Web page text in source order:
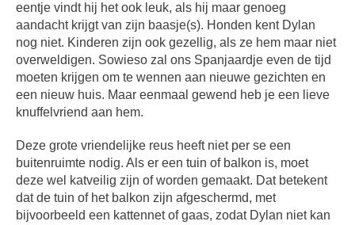
eentje vindt hij het ook leuk, als hij maar genoeg
aandacht krijgt van zijn baasje(s). Honden kent Dylan
nog niet. Kinderen zijn ook gezellig, als ze hem maar niet
overweldigen. Sowieso zal ons Spanjaardje even de tijd
moeten krijgen om te wennen aan nieuwe gezichten en
een nieuw huis. Maar eenmaal gewend heb je een lieve
knuffelvriend aan hem.
Deze grote vriendelijke reus heeft niet per se een
buitenruimte nodig. Als er een tuin of balkon is, moet
deze wel katveilig zijn of worden gemaakt. Dat betekent
dat de tuin of het balkon zijn afgeschermd, met
bijvoorbeeld een kattennet of gaas, zodat Dylan niet kan